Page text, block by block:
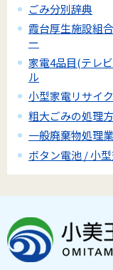
ごみ分別辞典
霞台厚生施設組
ー
家電4品目(テレ
ル
小型家電リサイ
粗大ごみの処理
一般廃棄物処理
ボタン電池 / 小